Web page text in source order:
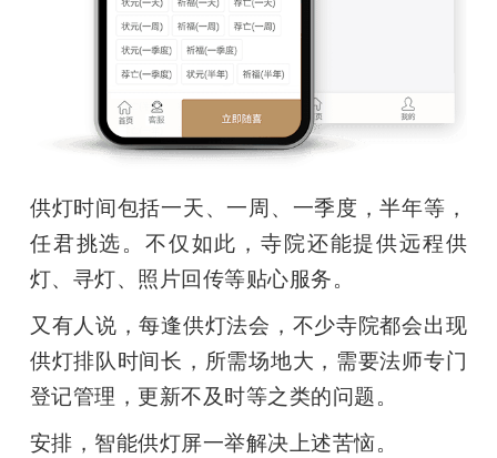
供灯时间包括一天、一周、一季度，半年等，
任君挑选。不仅如此，寺院还能提供远程供
灯、寻灯、照片回传等贴心服务。
又有人说，每逢供灯法会，不少寺院都会出现
供灯排队时间长，所需场地大，需要法师专门
登记管理，更新不及时等之类的问题。
安排，智能供灯屏一举解决上述苦恼。